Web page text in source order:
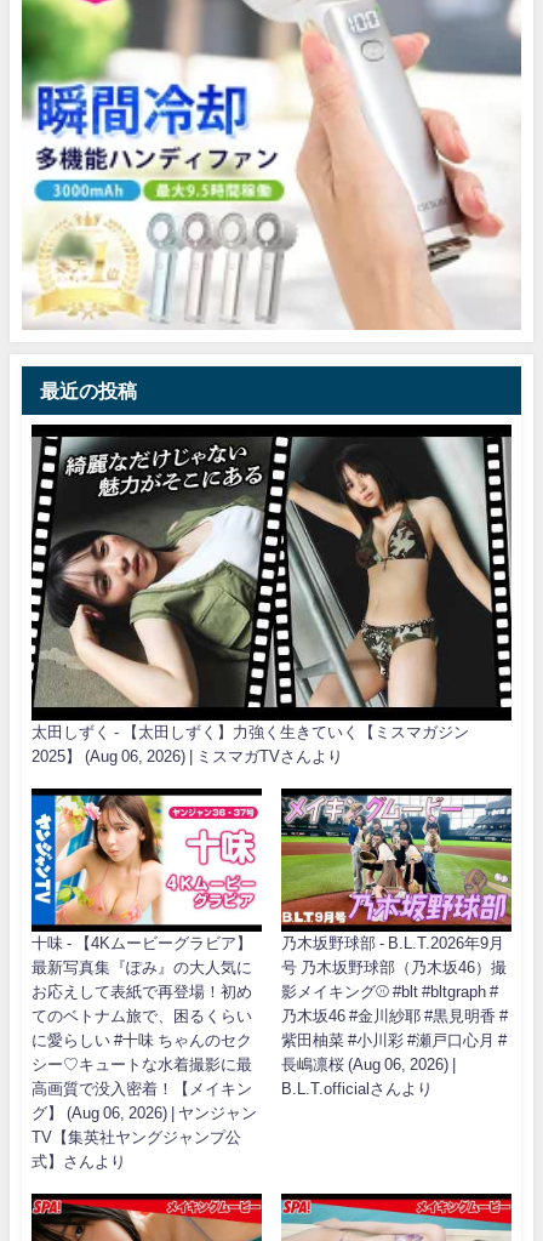
最近の投稿
太田しずく - 【太田しずく】力強く生きていく【ミスマガジン
2025】 (Aug 06, 2026) | ミスマガTVさんより
十味 - 【4Kムービーグラビア】
最新写真集『ぽみ』の大人気に
お応えして表紙で再登場！初め
てのベトナム旅で、困るくらい
に愛らしい #十味 ちゃんのセク
シー♡キュートな水着撮影に最
高画質で没入密着！【メイキン
グ】 (Aug 06, 2026) | ヤンジャン
TV【集英社ヤングジャンプ公
式】さんより
乃木坂野球部 - B.L.T.2026年9月
号 乃木坂野球部（乃木坂46）撮
影メイキング⚾️ #blt #bltgraph #
乃木坂46 #金川紗耶 #黒見明香 #
紫田柚菜 #小川彩 #瀬戸口心月 #
長嶋凛桜 (Aug 06, 2026) |
B.L.T.officialさんより